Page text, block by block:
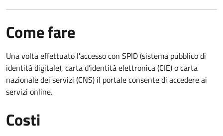
Come fare
Una volta effettuato l'accesso con SPID (sistema pubblico di
identità digitale), carta d’identità elettronica (CIE) o carta
nazionale dei servizi (CNS) il portale consente di accedere ai
servizi online.
Costi